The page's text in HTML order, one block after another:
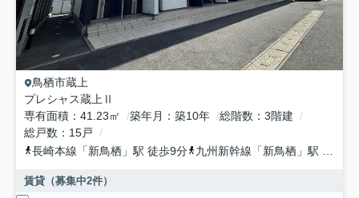
鳥栖市蔵上
プレシャス蔵上Ⅱ
専有面積
41.23㎡ 築年月 築10年 総階数
3階建
総戸数
15戸
長崎本線 「新鳥栖 」駅 徒歩9分 九州新幹線 「新鳥栖 」駅 徒歩12分
賃貸（募集中2件）